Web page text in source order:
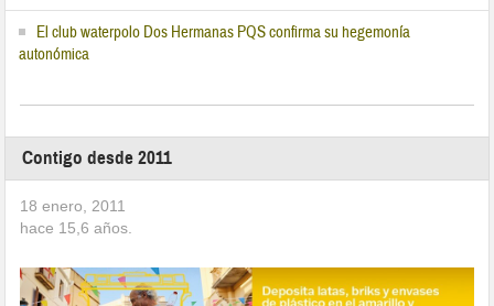
El club waterpolo Dos Hermanas PQS confirma su hegemonía
autonómica
Contigo desde 2011
18 enero, 2011
hace 15,6 años.